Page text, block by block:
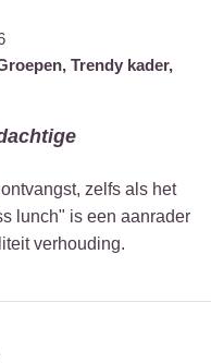
Trendy kader,
zelfs als het
lunch" is een aanrader
verhouding.